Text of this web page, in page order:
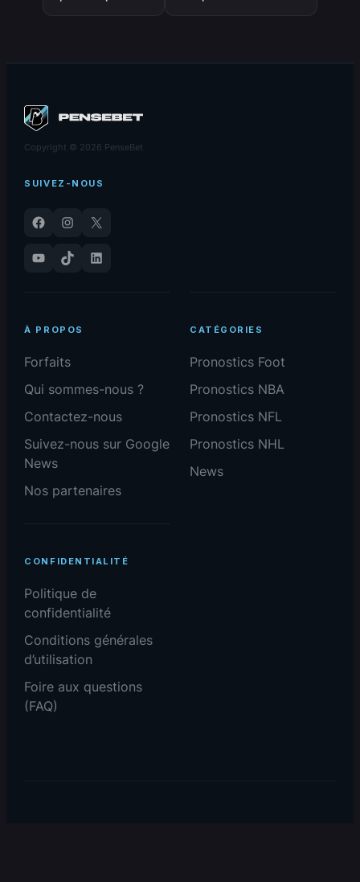
Copyright © 2026 PenseBet
SUIVEZ-NOUS
Facebook Instagram
X
YouTube
TikTok LinkedIn
À PROPOS
Forfaits
Qui sommes-nous ?
Contactez-nous
Suivez-nous sur Google
News
Nos partenaires
CATÉGORIES
Pronostics Foot
Pronostics NBA
Pronostics NFL
Pronostics NHL
News
CONFIDENTIALITÉ
Politique de
confidentialité
Conditions générales
d’utilisation
Foire aux questions
(FAQ)